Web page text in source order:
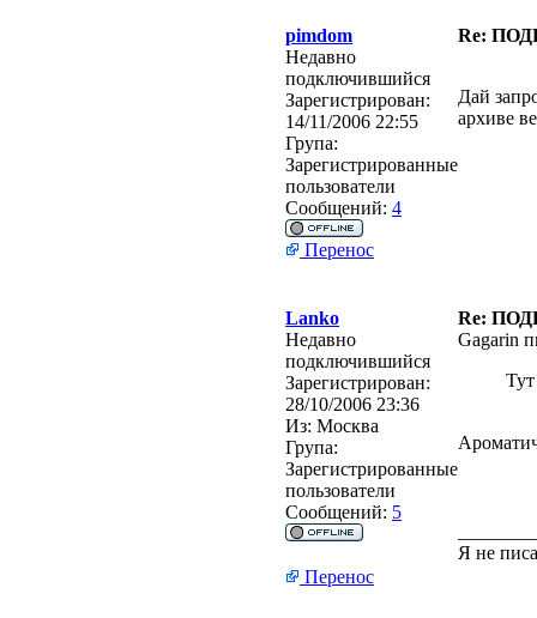
pimdom
Re:
Недавно
подключившийся
Зарегистрирован:
14/11/2006 22:55
Група:
Зарегистрированные
пользователи
Сообщений: 4
Дай
архиве
Перенос
Lanko
Re:
Недавно
подключившийся
Зарегистрирован:
28/10/2006 23:36
Из: Москва
Група:
Зарегистрированные
пользователи
Сообщений: 5
Gagarin
Я не
Перенос